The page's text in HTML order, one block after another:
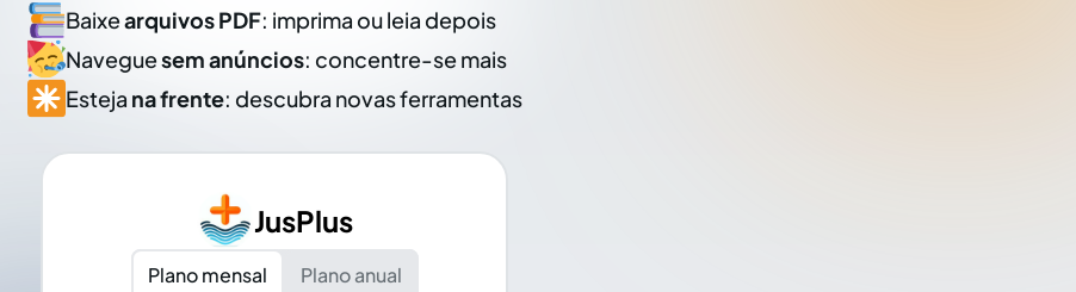
Baixearquivos PDF: imprima ou leia depois
Naveguesem anúncios: concentre-se mais
Esteja na frente: descubra novas ferramentas
JusPlus
Plano mensal
Plano anual